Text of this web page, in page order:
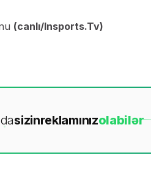
(canlı/Insports.Tv)
sizinreklamınızolabilər